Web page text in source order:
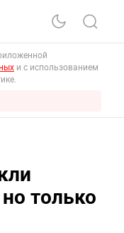
и с использованием
только